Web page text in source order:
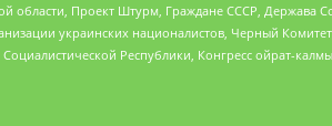
Проект Штурм, Граждане СССР, Держава
украинских националистов, Черный
Республики, Конгресс ойрат-